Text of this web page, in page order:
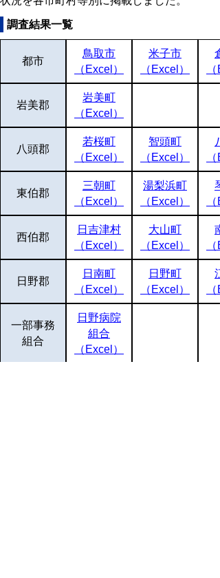
調査結果一覧
都市
鳥取市
（Excel）
米子市
（Excel）
岩美郡
岩美町
（Excel）
八頭郡
若桜町
（Excel）
智頭町
（Excel）
東伯郡
三朝町
（Excel）
湯梨浜町
（Excel）
西伯郡
日吉津村
（Excel）
大山町
（Excel）
日野郡
日南町
（Excel）
日野町
（Excel）
一部事務
組合
日野病院
組合
（Excel）